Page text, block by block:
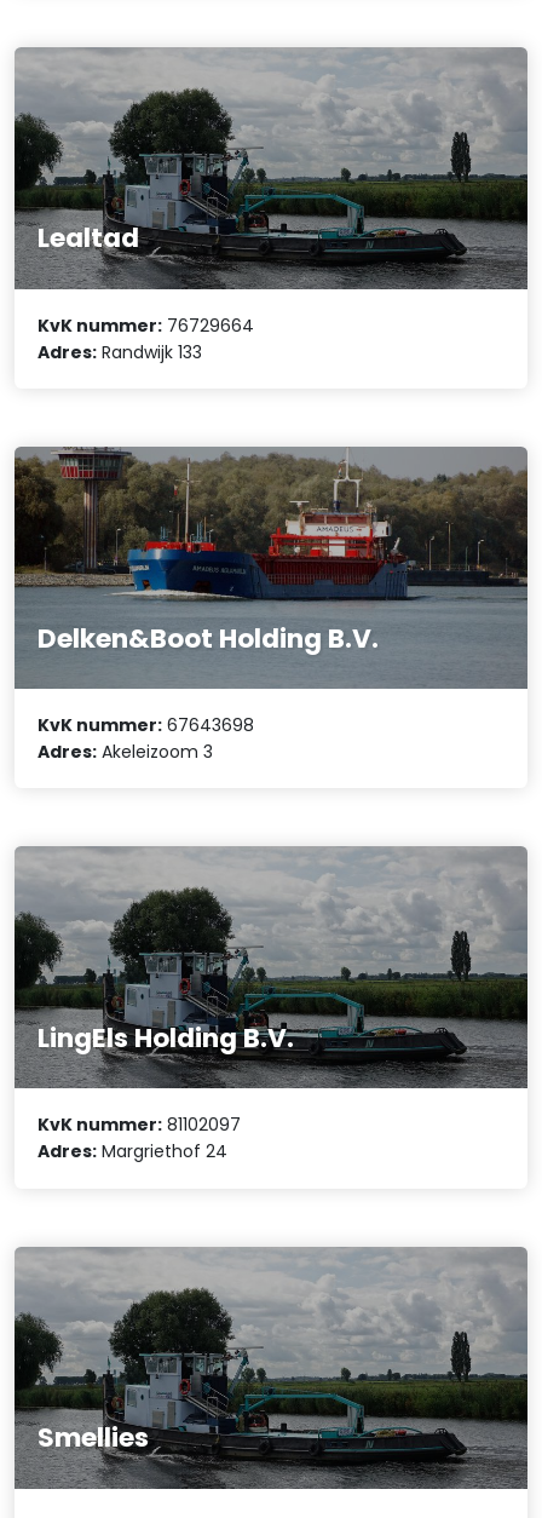
Lealtad
KvK nummer: 76729664
Adres: Randwijk 133
Delken&Boot Holding B.V.
KvK nummer: 67643698
Adres: Akeleizoom 3
LingEls Holding B.V.
KvK nummer: 81102097
Adres: Margriethof 24
Smellies